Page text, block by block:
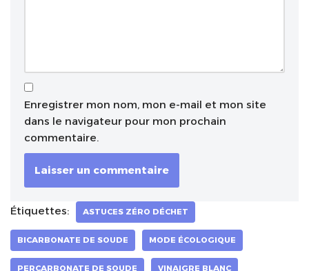
Enregistrer mon nom, mon e-mail et mon site
dans le navigateur pour mon prochain
commentaire.
Étiquettes: ASTUCES ZÉRO DÉCHET
BICARBONATE DE SOUDE MODE ÉCOLOGIQUE
PERCARBONATE DE SOUDE VINAIGRE BLANC